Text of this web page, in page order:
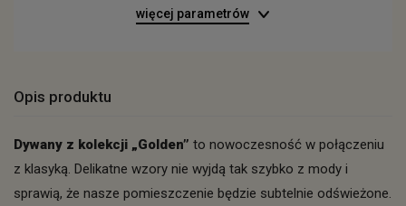
więcej parametrów
Opis produktu
Dywany z kolekcji „Golden” to nowoczesność w połączeniu
z klasyką. Delikatne wzory nie wyjdą tak szybko z mody i
sprawią, że nasze pomieszczenie będzie subtelnie odświeżone.